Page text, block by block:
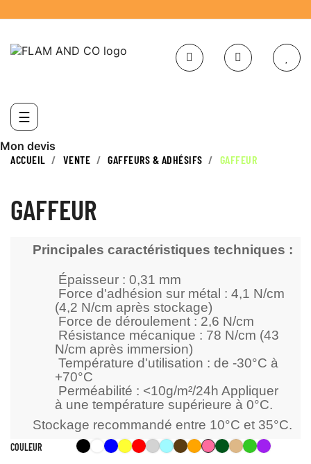
Basculer
la
navigation
☰
Mon devis
ACCUEIL VENTE GAFFEURS & ADHÉSIFS GAFFEUR
GAFFEUR
Principales caractéristiques techniques :
Épaisseur : 0,31 mm
Force d'adhésion sur métal : 4,1 N/cm
(4,2 N/cm après stockage)
Force de déroulement : 2,6 N/cm
Résistance mécanique : 78 N/cm (43
N/cm après immersion)
Température d'utilisation : de -30°C à
+70°C
Perméabilité : <10g/m²/24h Appliquer
à une température supérieure à 0°C.
Stockage recommandé entre 10°C et 35°C.
COULEUR NoirBlancBleuJauneRougeArgent
BleuMarron
Orange
RoseVertBeigeVertViolet